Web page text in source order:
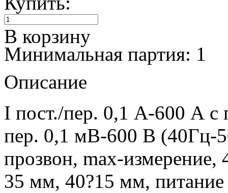
В корзину
Минимальная партия: 1
Описание
I пост./пер. 0,1 А-600 А с
пер. 0,1 мВ-600 В
прозвон, max-измерение,
35 мм, 40?15 мм,